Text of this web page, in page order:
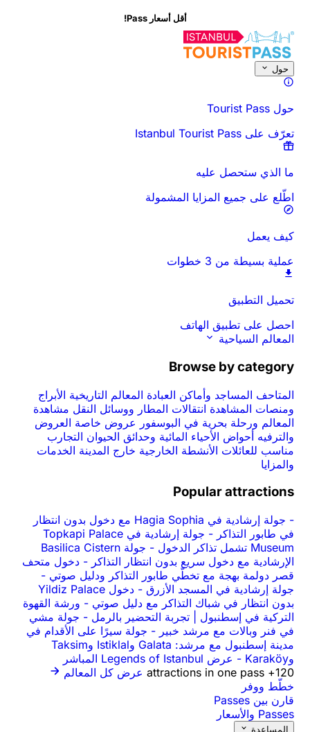
أقل أسعار Pass!
حول
حول Tourist Pass
تعرّف على Istanbul Tourist Pass
ما الذي ستحصل عليه
اطّلع على جميع المزايا المشمولة
كيف يعمل
عملية بسيطة من 3 خطوات
تحميل التطبيق
احصل على تطبيق الهاتف
المعالم السياحية
Browse by category
المتاحف المساجد وأماكن العبادة المعالم التاريخية الأبراج
ومنصات المشاهدة انتقالات المطار ووسائل النقل مشاهدة
المعالم ورحلة بحرية في البوسفور عروض خاصة العروض
والترفيه أحواض الأحياء المائية وحدائق الحيوان التجارب
مناسب للعائلات الأنشطة الخارجية خارج المدينة الخدمات
والمزايا
Popular attractions
-
جولة إرشادية في Hagia Sophia مع دخول بدون انتظار
في طابور التذاكر -
جولة إرشادية في Topkapi Palace
Museum تشمل تذاكر الدخول
-
جولة Basilica Cistern
الإرشادية مع دخول سريع بدون انتظار التذاكر - دخول متحف
قصر دولمة بهجة مع تخطّي طابور التذاكر ودليل صوتي -
جولة إرشادية في المسجد الأزرق -
دخول Yildiz Palace
بدون انتظار في شباك التذاكر مع دليل صوتي - ورشة القهوة
التركية في إسطنبول | تجربة التحضير بالرمل - جولة مشي
في فنر وبالات مع مرشد خبير - جولة سيرًا على الأقدام في
مدينة إسطنبول مع مرشد: Galata وIstiklal وTaksim
وKaraköy
- عرض Legends of Istanbul المباشر
120+ attractions in one pass
عرض كل المعالم
خطّط ووفر
قارن بين Passes
Passes والأسعار
المساعدة
الأوقات والمدة كل شيء عن